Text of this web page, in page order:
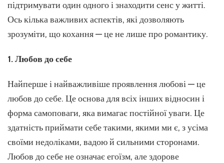
підтримувати один одного і знаходити сенс у житті.
Ось кілька важливих аспектів, які дозволяють
зрозуміти, що кохання — це не лише про романтику.
1. Любов до себе
Найперше і найважливіше проявлення любові — це
любов до себе. Це основа для всіх інших відносин і
форма самоповаги, яка вимагає постійної уваги. Це
здатність приймати себе такими, якими ми є, з усіма
своїми недоліками, вадою й сильними сторонами.
Любов до себе не означає егоїзм, але здорове